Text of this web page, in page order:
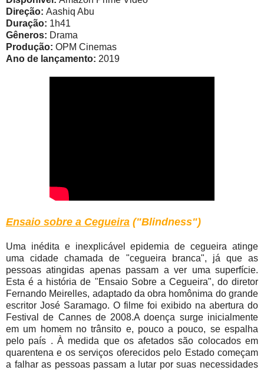
Direção: Aashiq Abu
Duração: 1h41
Gêneros: Drama
Produção: OPM Cinemas
Ano de lançamento: 2019
Ensaio sobre a Cegueira ("Blindness")
Uma inédita e inexplicável epidemia de cegueira atinge
uma cidade chamada de "cegueira branca", já que as
pessoas atingidas apenas passam a ver uma superfície.
Esta é a história de "Ensaio Sobre a Cegueira", do diretor
Fernando Meirelles, adaptado da obra homônima do grande
escritor José Saramago. O filme foi exibido na abertura do
Festival de Cannes de 2008.A doença surge inicialmente
em um homem no trânsito e, pouco a pouco, se espalha
pelo país . À medida que os afetados são colocados em
quarentena e os serviços oferecidos pelo Estado começam
a falhar as pessoas passam a lutar por suas necessidades